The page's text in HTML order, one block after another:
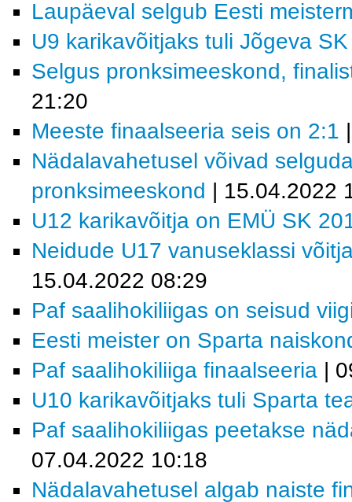
Laupäeval selgub Eesti
U9 karikavõitjaks tuli Jõgeva
Selgus pronksimeeskond,
21:20
Meeste finaalseeria seis on 2:1
Nädalavahetusel võivad
pronksimeeskond | 15.04.2022
U12 karikavõitja on EMÜ SK
Neidude U17 vanuseklassi
15.04.2022 08:29
Paf saalihokiliigas on seisud
Eesti meister on Sparta
Paf saalihokiliiga finaalseeria |
U10 karikavõitjaks tuli Sparta
Paf saalihokiliigas peetakse
07.04.2022 10:18
Nädalavahetusel algab naiste